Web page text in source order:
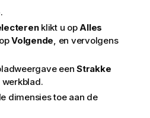
.
klikt u opAlles
Volgende, en vervolgens
een Strakke
dimensies toe aan de